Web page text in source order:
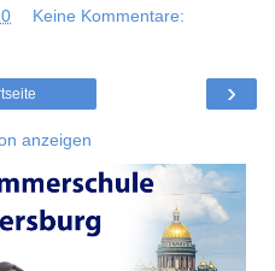
Keine Kommentare:
›
anzeigen